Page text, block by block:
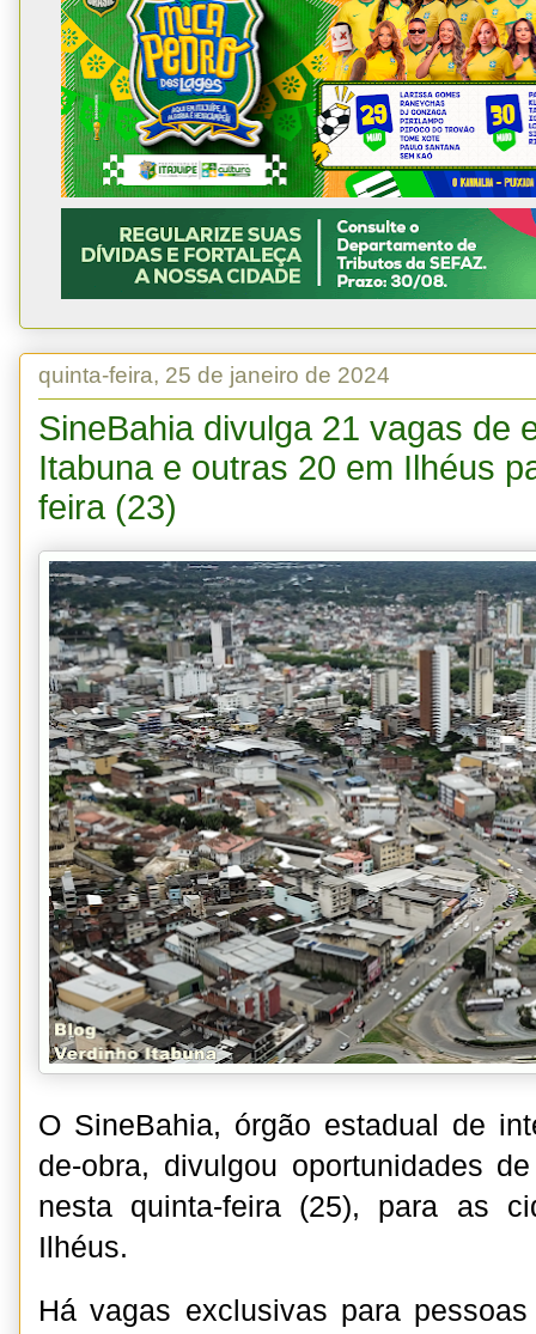
quinta-feira, 25 de janeiro de 2024
SineBahia divulga 21 vagas de
Itabuna e outras 20 em Ilhéus
feira (23)
O SineBahia, órgão estadual de
de-obra, divulgou oportunidades
nesta quinta-feira (25), para as
Ilhéus.
Há vagas exclusivas para